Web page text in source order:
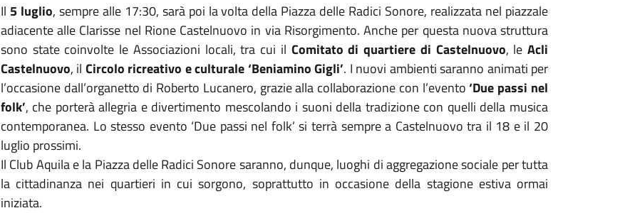
Il 5 luglio, sempre alle 17:30, sarà poi la volta della Piazza delle Radici Sonore, realizzata nel piazzale
adiacente alle Clarisse nel Rione Castelnuovo in via Risorgimento. Anche per questa nuova struttura
sono state coinvolte le Associazioni locali, tra cui il Comitato di quartiere di Castelnuovo, le Acli
Castelnuovo, il Circolo ricreativo e culturale ‘Beniamino Gigli’. I nuovi ambienti saranno animati per
l’occasione dall’organetto di Roberto Lucanero, grazie alla collaborazione con l’evento‘Due passi nel
folk’, che porterà allegria e divertimento mescolando i suoni della tradizione con quelli della musica
contemporanea. Lo stesso evento ‘Due passi nel folk’ si terrà sempre a Castelnuovo tra il 18 e il 20
luglio prossimi.
Il Club Aquila e la Piazza delle Radici Sonore saranno, dunque, luoghi di aggregazione sociale per tutta
la cittadinanza nei quartieri in cui sorgono, soprattutto in occasione della stagione estiva ormai
iniziata.